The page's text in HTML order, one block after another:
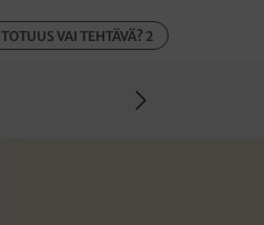
TOTUUS VAI TEHTÄVÄ? 2